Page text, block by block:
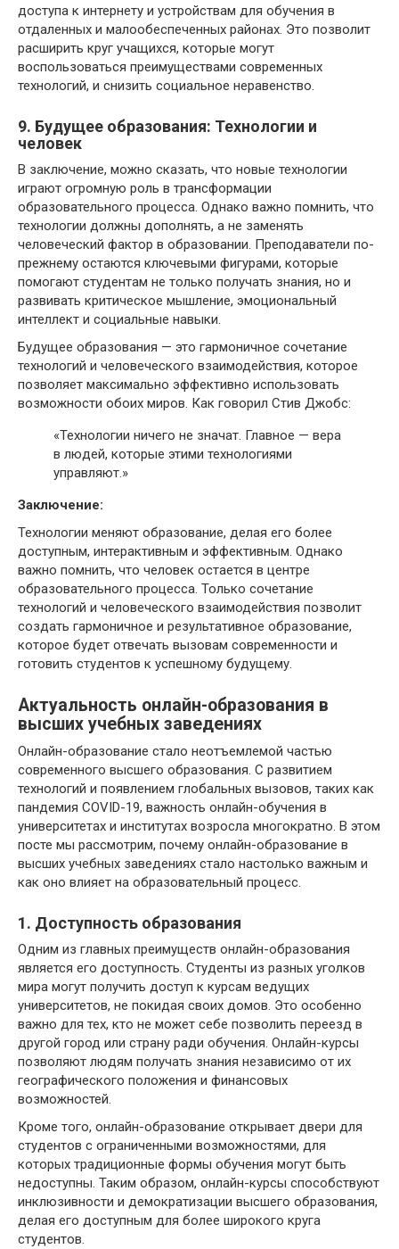
доступа к интернету и устройствам для обучения в
отдаленных и малообеспеченных районах. Это позволит
расширить круг учащихся, которые могут
воспользоваться преимуществами современных
технологий, и снизить социальное неравенство.
9. Будущее образования: Технологии и
человек
В заключение, можно сказать, что новые технологии
играют огромную роль в трансформации
образовательного процесса. Однако важно помнить, что
технологии должны дополнять, а не заменять
человеческий фактор в образовании. Преподаватели по-
прежнему остаются ключевыми фигурами, которые
помогают студентам не только получать знания, но и
развивать критическое мышление, эмоциональный
интеллект и социальные навыки.
Будущее образования — это гармоничное сочетание
технологий и человеческого взаимодействия, которое
позволяет максимально эффективно использовать
возможности обоих миров. Как говорил Стив Джобс:
«Технологии ничего не значат. Главное — вера
в людей, которые этими технологиями
управляют.»
Заключение:
Технологии меняют образование, делая его более
доступным, интерактивным и эффективным. Однако
важно помнить, что человек остается в центре
образовательного процесса. Только сочетание
технологий и человеческого взаимодействия позволит
создать гармоничное и результативное образование,
которое будет отвечать вызовам современности и
готовить студентов к успешному будущему.
Актуальность онлайн-образования в
высших учебных заведениях
Онлайн-образование стало неотъемлемой частью
современного высшего образования. С развитием
технологий и появлением глобальных вызовов, таких как
пандемия COVID-19, важность онлайн-обучения в
университетах и институтах возросла многократно. В этом
посте мы рассмотрим, почему онлайн-образование в
высших учебных заведениях стало настолько важным и
как оно влияет на образовательный процесс.
1. Доступность образования
Одним из главных преимуществ онлайн-образования
является его доступность. Студенты из разных уголков
мира могут получить доступ к курсам ведущих
университетов, не покидая своих домов. Это особенно
важно для тех, кто не может себе позволить переезд в
другой город или страну ради обучения. Онлайн-курсы
позволяют людям получать знания независимо от их
географического положения и финансовых
возможностей.
Кроме того, онлайн-образование открывает двери для
студентов с ограниченными возможностями, для
которых традиционные формы обучения могут быть
недоступны. Таким образом, онлайн-курсы способствуют
инклюзивности и демократизации высшего образования,
делая его доступным для более широкого круга
студентов.